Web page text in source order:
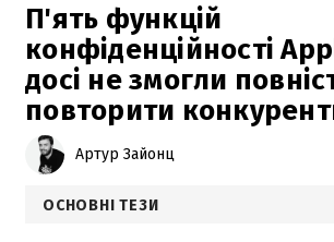
П'ять функцій
конфіденційності
досі не змогли
повторити
Артур Зайонц
ОСНОВНІ ТЕЗИ